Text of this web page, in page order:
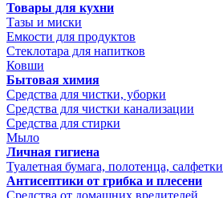
Товары для кухни
Тазы и миски
Емкости для продуктов
Стеклотара для напитков
Ковши
Бытовая химия
Средства для чистки, уборки
Средства для чистки канализации
Средства для стирки
Мыло
Личная гигиена
Туалетная бумага, полотенца, салфетки
Антисептики от грибка и плесени
Средства от домашних вредителей